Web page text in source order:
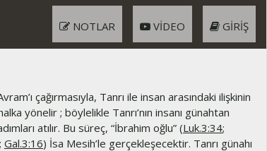
GIRIŞ
VIDEO
NOTLAR
çağırmasıyla, Tanrı ile insan arasındaki ilişkinin
yönelir ; böylelikle Tanrı’nın insanı günahtan
atılır. Bu süreç, “İbrahim oğlu” (Luk.3:34;
; Gal.3:16) İsa Mesih’le gerçekleşecektir. Tanrı günahı